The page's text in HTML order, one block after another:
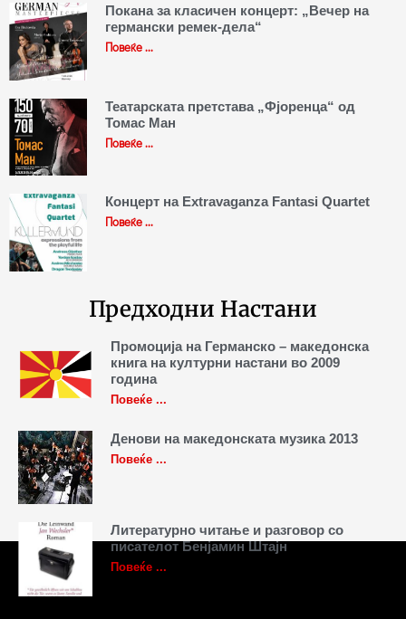
Покана за класичен концерт: „Вечер на
германски ремек-дела“
Повеќе ...
Театарската претстава „Фјоренца“ од
Томас Ман
Повеќе ...
Концерт на Extravaganza Fantasi Quartet
Повеќе ...
Предходни Настани
Промоција на Германско – македонска
книга на културни настани во 2009
година
Повеќе ...
Денови на македонската музика 2013
Повеќе ...
Литературно читање и разговор со
писателот Бенјамин Штајн
Повеќе ...